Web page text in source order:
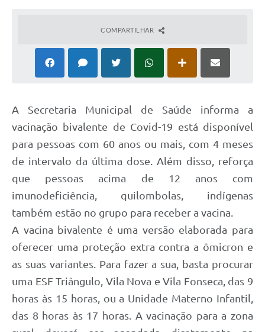
COMPARTILHAR
A Secretaria Municipal de Saúde informa a
vacinação bivalente de Covid-19 está disponível
para pessoas com 60 anos ou mais, com 4 meses
de intervalo da última dose. Além disso, reforça
que pessoas acima de 12 anos com
imunodeficiência, quilombolas, indígenas
também estão no grupo para receber a vacina.
A vacina bivalente é uma versão elaborada para
oferecer uma proteção extra contra a ômicron e
as suas variantes. Para fazer a sua, basta procurar
uma ESF Triângulo, Vila Nova e Vila Fonseca, das 9
horas às 15 horas, ou a Unidade Materno Infantil,
das 8 horas às 17 horas. A vacinação para a zona